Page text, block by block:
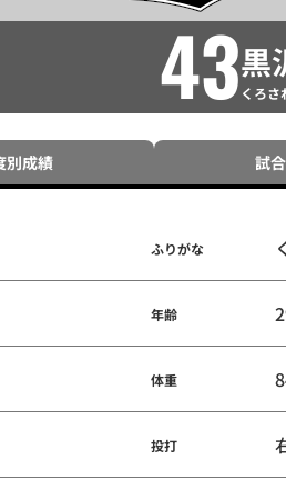
43黒
くろさ
別成績 試
ふりがな
年齢
体重
投打